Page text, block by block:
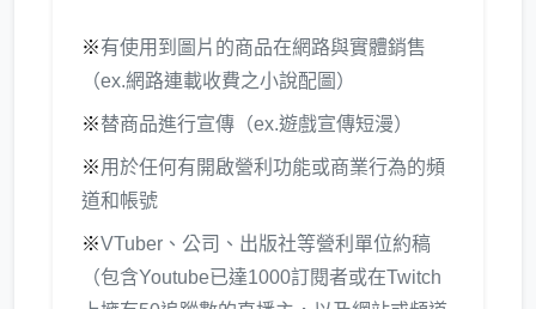
※有使用到圖片的商品在網路與實體銷售
（ex.網路連載收費之小說配圖）
※替商品進行宣傳（ex.遊戲宣傳短漫）
※用於任何有開啟營利功能或商業行為的頻
道和帳號
※VTuber、公司、出版社等營利單位約稿
（包含Youtube已達1000訂閱者或在Twitch